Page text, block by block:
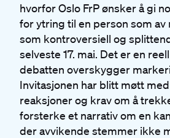
hvorfor Oslo FrP ønsker å gi
for ytring til en person som
som kontroversiell og
selveste 17. mai. Det er en
debatten overskygger
Invitasjonen har blitt møtt
reaksjoner og krav om å
forsterke et narrativ om en
der avvikende stemmer ikke